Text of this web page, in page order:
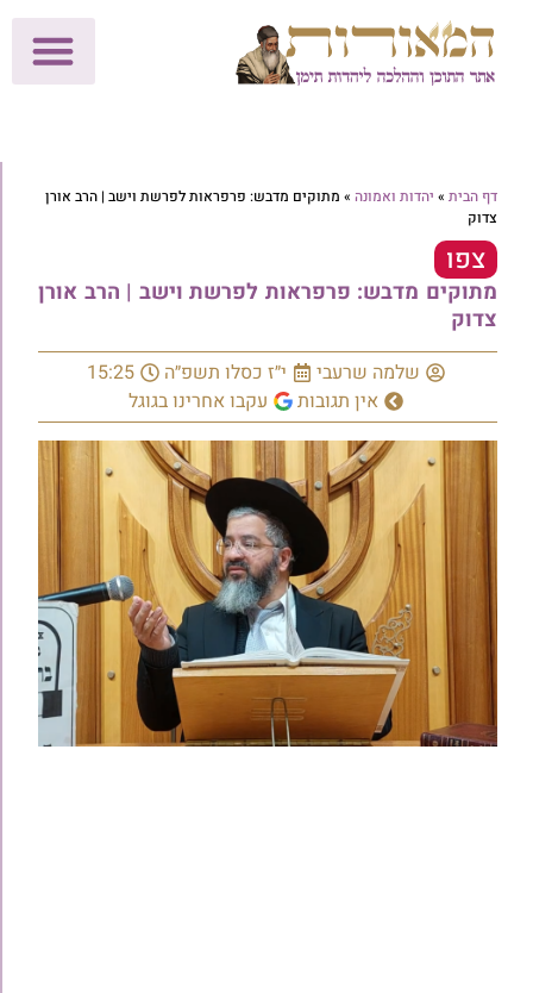
דף הבית » יהדות ואמונה » מתוקים מדבש: פרפראות לפרשת וישב | הרב אורן
צדוק
צפו
מתוקים מדבש: פרפראות לפרשת וישב | הרב אורן
צדוק
שלמה שרעבי י״ז כסלו תשפ״ה
15:25
אין תגובות
עקבו אחרינו בגוגל